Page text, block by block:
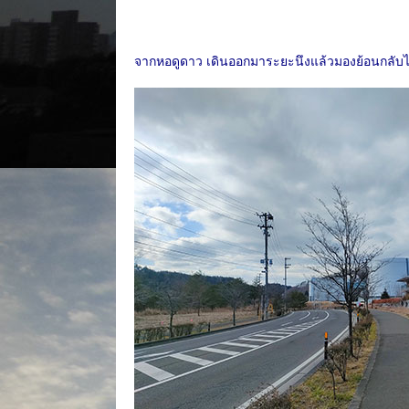
จากหอดูดาว เดินออกมาระยะนึงแล้วมองย้อนกลับ